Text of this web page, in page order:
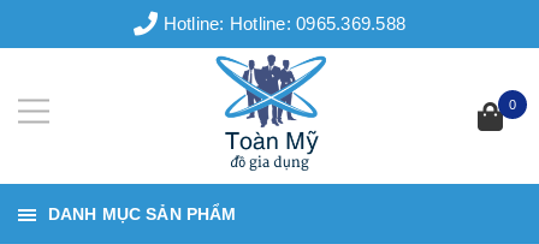
Hotline: Hotline: 0965.369.588
0
DANH MỤC SẢN PHẨM